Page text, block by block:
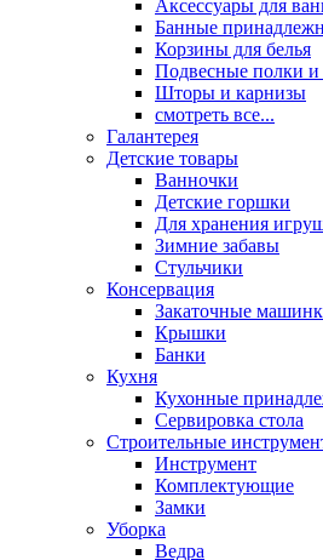
Аксессуары для
Банные
Корзины для белья
Подвесные полки
Шторы и карнизы
смотреть все...
Галантерея
Детские товары
Ванночки
Детские горшки
Для хранения
Зимние забавы
Стульчики
Консервация
Закаточные
Крышки
Банки
Кухня
Кухонные
Сервировка стола
Строительные
Инструмент
Комплектующие
Замки
Уборка
Ведра